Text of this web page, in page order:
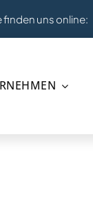
finden uns online: